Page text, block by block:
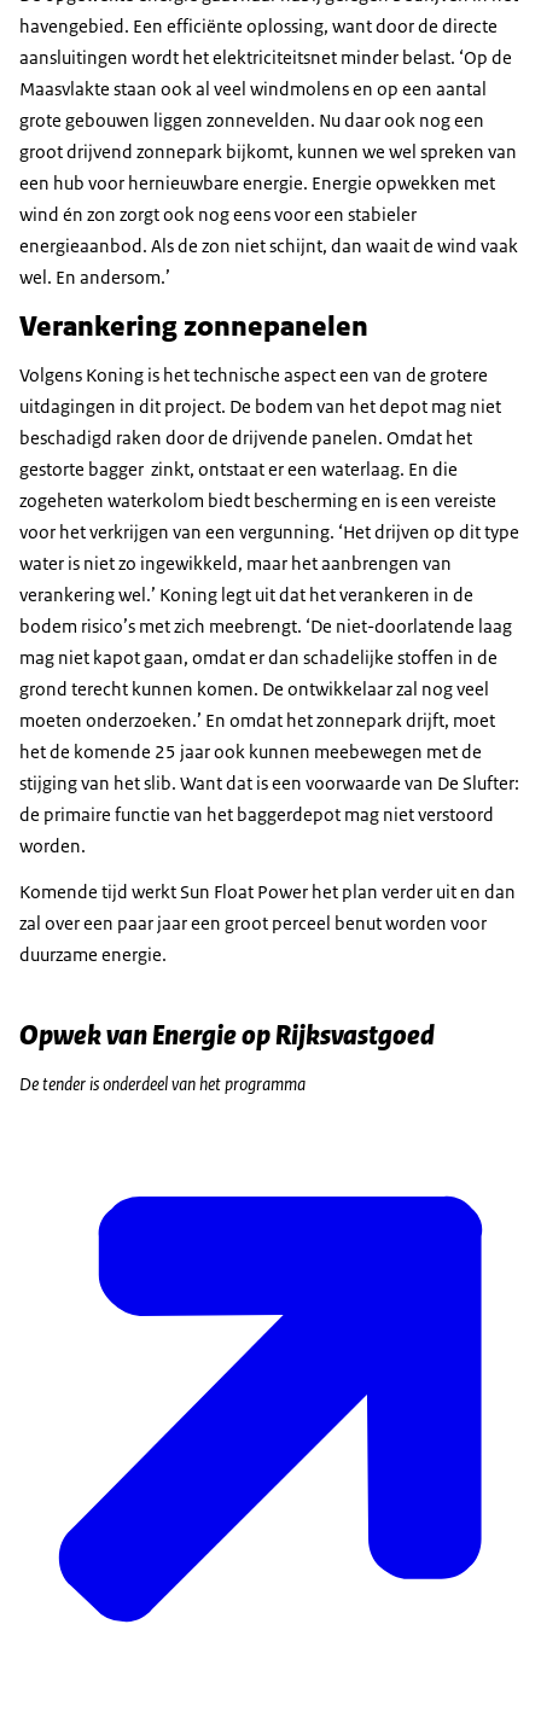
havengebied. Een efficiënte oplossing, want door de directe
aansluitingen wordt het elektriciteitsnet minder belast. ‘Op de
Maasvlakte staan ook al veel windmolens en op een aantal
grote gebouwen liggen zonnevelden. Nu daar ook nog een
groot drijvend zonnepark bijkomt, kunnen we wel spreken van
een hub voor hernieuwbare energie. Energie opwekken met
wind én zon zorgt ook nog eens voor een stabieler
energieaanbod. Als de zon niet schijnt, dan waait de wind vaak
wel. En andersom.’
Verankering zonnepanelen
Volgens Koning is het technische aspect een van de grotere
uitdagingen in dit project. De bodem van het depot mag niet
beschadigd raken door de drijvende panelen. Omdat het
gestorte bagger zinkt, ontstaat er een waterlaag. En die
zogeheten waterkolom biedt bescherming en is een vereiste
voor het verkrijgen van een vergunning. ‘Het drijven op dit type
water is niet zo ingewikkeld, maar het aanbrengen van
verankering wel.’ Koning legt uit dat het verankeren in de
bodem risico’s met zich meebrengt. ‘De niet-doorlatende laag
mag niet kapot gaan, omdat er dan schadelijke stoffen in de
grond terecht kunnen komen. De ontwikkelaar zal nog veel
moeten onderzoeken.’ En omdat het zonnepark drijft, moet
het de komende 25 jaar ook kunnen meebewegen met de
stijging van het slib. Want dat is een voorwaarde van De Slufter:
de primaire functie van het baggerdepot mag niet verstoord
worden.
Komende tijd werkt Sun Float Power het plan verder uit en dan
zal over een paar jaar een groot perceel benut worden voor
duurzame energie.
Opwek van Energie op Rijksvastgoed
De tender is onderdeel van het programma